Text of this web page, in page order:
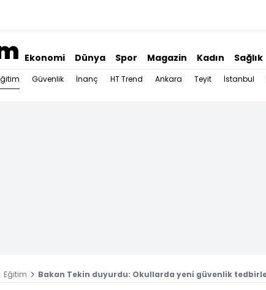
Ekonomi Dünya Spor Magazin Kadın Sağlık
Güvenlik İnanç HT Trend Ankara Teyit İstanbul
Eğitim Bakan Tekin duyurdu: Okullarda yeni güvenlik